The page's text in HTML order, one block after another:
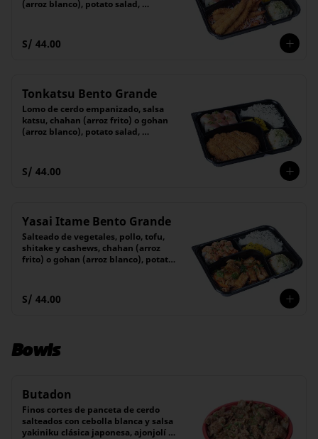
(arroz blanco), potato salad,
S/ 44.00
Tonkatsu Bento Grande
Lomo de cerdo empanizado, salsa
katsu, chahan (arroz frito) o gohan
(arroz blanco), potato salad,
S/ 44.00
Yasai Itame Bento Grande
Salteado de vegetales, pollo, tofu,
shitake y cashews, chahan (arroz
frito) o gohan (arroz blanco), potato
S/ 44.00
Bowls
Butadon
Finos cortes de panceta de cerdo
salteados con cebolla blanca y salsa
yakiniku clásica japonesa, ajonjolí y